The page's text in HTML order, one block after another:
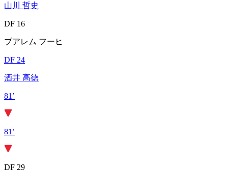
山川 哲史
DF 16
ブアレム フーヒ
DF 24
酒井 高徳
81’
81’
DF 29